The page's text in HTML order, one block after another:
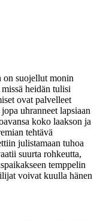
on suojellut monin
heidän tulisi
ovat palvelleet
uhranneet lapsiaan
koko laakson ja
tehtävä
julistamaan tuhoa
suurta rohkeutta,
temppelin
voivat kuulla hänen